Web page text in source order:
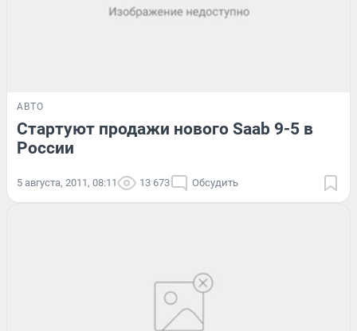
АВТО
Стартуют продажи нового Saab 9-5 в
России
5 августа, 2011, 08:11 13 673 Обсудить